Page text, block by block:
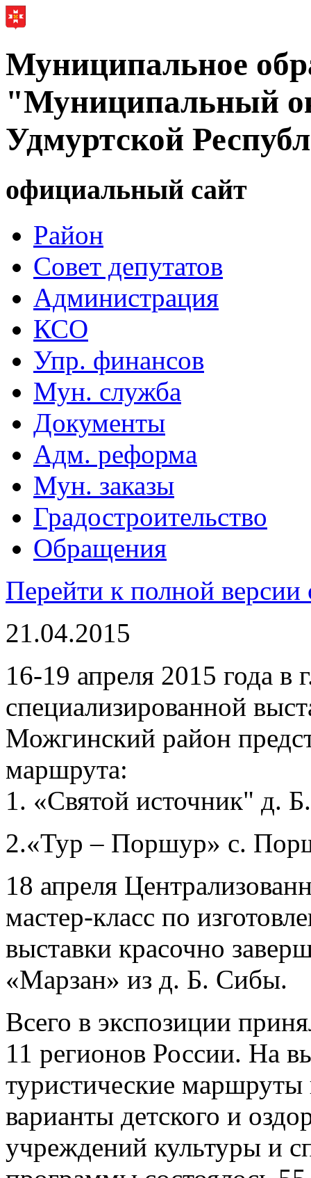
Муниципальное
"Муниципальный
Удмуртской
официальный сайт
Район
Совет депутатов
Администрация
КСО
Упр. финансов
Мун. служба
Документы
Адм. реформа
Мун. заказы
Градостроительство
Обращения
Перейти к полной версии
21.04.2015
16-19 апреля 2015 года в
специализированной
Можгинский район
маршрута:
1. «Святой источник" д.
2.«Тур – Поршур» с.
18 апреля
мастер-класс по
выставки красочно
«Марзан» из д. Б. Сибы.
Всего в экспозиции
11 регионов России. На
туристические
варианты детского и
учреждений культуры и